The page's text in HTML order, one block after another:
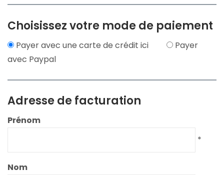
Choisissez votre mode de paiement
Payer avec une carte de crédit ici
Payer
avec Paypal
Adresse de facturation
Prénom
*
Nom